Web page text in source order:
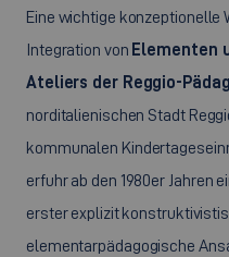
Eine wichtige konzeptionelle
Integration von Elementen
Ateliers der Reggio-
norditalienischen Stadt
kommunalen
erfuhr ab den 1980er Jahren
erster explizit
elementarpädagogische